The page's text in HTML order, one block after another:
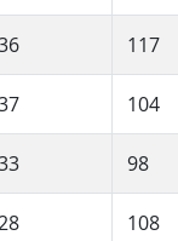
117
104
98
108